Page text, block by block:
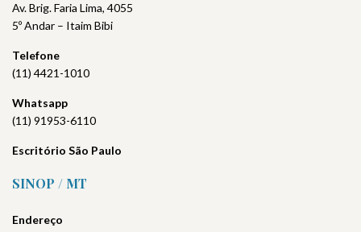
Av. Brig. Faria Lima, 4055
5º Andar – Itaim Bibi
Telefone
(11) 4421-1010
Whatsapp
(11) 91953-6110
Escritório São Paulo
SINOP / MT
Endereço